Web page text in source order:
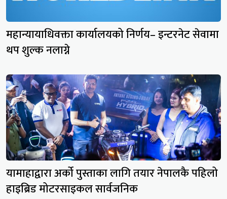
महान्यायाधिवक्ता कार्यालयको निर्णय– इन्टरनेट सेवामा
थप शुल्क नलाग्ने
यामाहाद्वारा अर्को पुस्ताका लागि तयार नेपालकै पहिलो
हाइब्रिड मोटरसाइकल सार्वजनिक